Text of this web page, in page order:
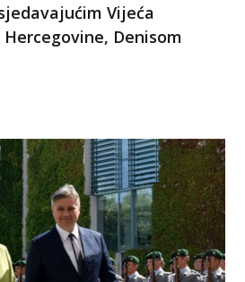
Vijeća
Denisom